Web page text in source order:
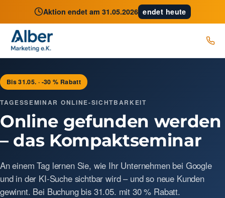
Aktion endet am 31.05.2026 endet heute
Bis 31.05. · -30 % Rabatt
TAGESSEMINAR ONLINE-SICHTBARKEIT
Online gefunden werden
– das Kompaktseminar
An einem Tag lernen Sie, wie Ihr Unternehmen bei Google
und in der KI-Suche sichtbar wird – und so neue Kunden
gewinnt. Bei Buchung bis 31.05. mit 30 % Rabatt.